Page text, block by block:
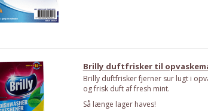
Brilly duftfrisker til
Brilly duftfrisker fjerner sur lugt i
og frisk duft af fresh mint.
Så længe lager haves!